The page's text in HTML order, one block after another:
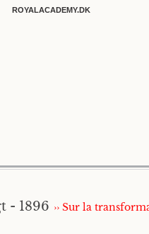
ROYALACADEMY.DK
- 1896 ›› Sur la